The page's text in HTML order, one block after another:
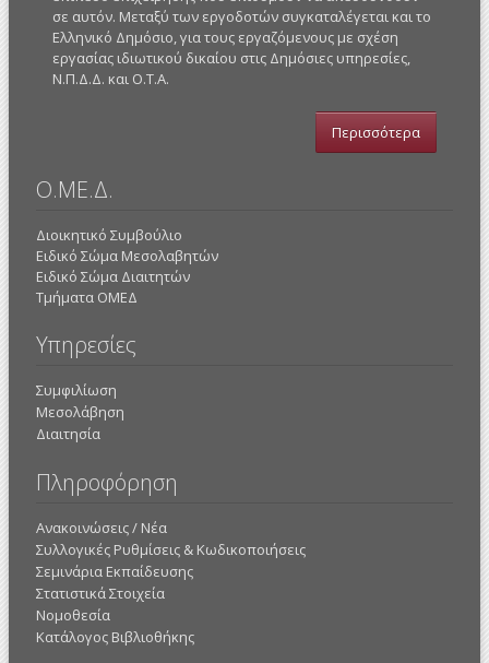
σε αυτόν. Μεταξύ των εργοδοτών συγκαταλέγεται και το
Ελληνικό Δημόσιο, για τους εργαζόμενους με σχέση
εργασίας ιδιωτικού δικαίου στις Δημόσιες υπηρεσίες,
Ν.Π.Δ.Δ. και Ο.Τ.Α.
Περισσότερα
Ο.ΜΕ.Δ.
Διοικητικό Συμβούλιο
Ειδικό Σώμα Μεσολαβητών
Ειδικό Σώμα Διαιτητών
Τμήματα ΟΜΕΔ
Υπηρεσίες
Συμφιλίωση
Μεσολάβηση
Διαιτησία
Πληροφόρηση
Ανακοινώσεις / Νέα
Συλλογικές Ρυθμίσεις & Κωδικοποιήσεις
Σεμινάρια Εκπαίδευσης
Στατιστικά Στοιχεία
Νομοθεσία
Κατάλογος Βιβλιοθήκης